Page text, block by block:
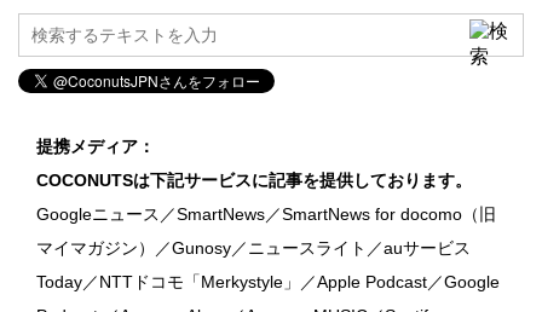
提携メディア：
COCONUTSは下記サービスに記事を提供しております。
Googleニュース／SmartNews／SmartNews for docomo（旧
マイマガジン）／Gunosy／ニュースライト／auサービス
Today／NTTドコモ「Merkystyle」／Apple Podcast／Google